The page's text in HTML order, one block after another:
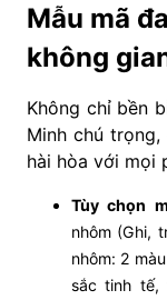
Mẫu mã
không
Không chỉ bền
Minh chú
hài hòa với mọi
Tùy chọn
nhôm (Ghi,
nhôm: 2
sắc tinh tế,